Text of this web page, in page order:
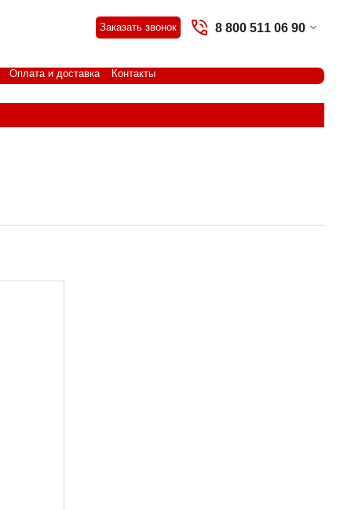
Заказать звонок 8 800 511 06 90
Оплата и доставка Контакты